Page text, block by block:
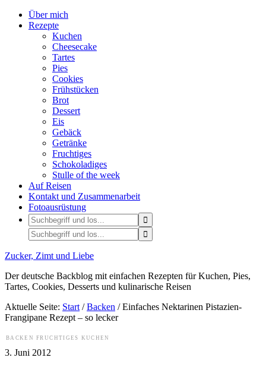
Über mich
Rezepte
Kuchen
Cheesecake
Tartes
Pies
Cookies
Frühstücken
Brot
Dessert
Eis
Gebäck
Getränke
Fruchtiges
Schokoladiges
Stulle of the week
Auf Reisen
Kontakt und Zusammenarbeit
Fotoausrüstung
Zucker, Zimt und Liebe
Der deutsche Backblog mit einfachen Rezepten für Kuchen, Pies,
Tartes, Cookies, Desserts und kulinarische Reisen
Aktuelle Seite: Start / Backen /Einfaches Nektarinen Pistazien-
Frangipane Rezept – so lecker
BACKEN FRUCHTIGES KUCHEN
3. Juni 2012